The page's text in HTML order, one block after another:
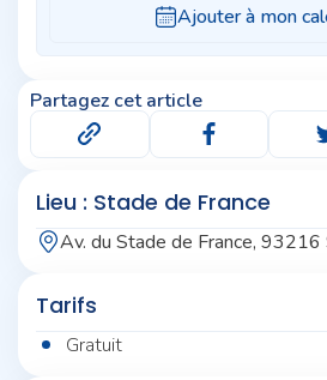
Partagez cet article
Lieu : Stade de France
Av. du Stade de France, 93216
Tarifs
Gratuit